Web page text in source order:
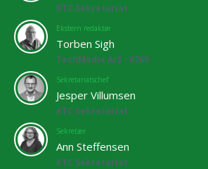
KTC Sekretariat
Ekstern redaktør
Torben Sigh
TechMedia A/S - 6769
Sekretariatschef
Jesper Villumsen
KTC Sekretariat
Sekretær
Ann Steffensen
KTC Sekretariat